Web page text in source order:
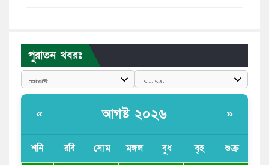
পুলিশকে পিটিয়ে রক্তাক্ত করেছি এ দৃশ্য কি আপনারা দেখেননি:
এনসিপি নেতা
সরকার
পুরাতন খবরঃ
« আগষ্ট ২০২৬ »
শনি রবি সোম মঙ্গল বুধ বৃহ শুক্র